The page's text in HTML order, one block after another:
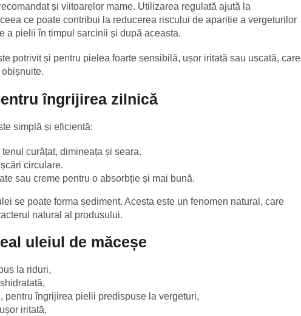
și viitoarelor mame. Utilizarea regulată ajută la
ce poate contribui la reducerea riscului de apariție a vergeturilor
a pielii în timpul sarcinii și după aceasta.
potrivit și pentru pielea foarte sensibilă, ușor iritată sau uscată, care
îngrijirea zilnică
simplă și eficientă:
curățat, dimineața și seara.
circulare.
sau creme pentru o absorbție și mai bună.
se poate forma sediment. Acesta este un fenomen natural, care
natural al produsului.
uleiul de măceșe
la riduri,
pentru îngrijirea pielii predispuse la vergeturi,
iritată,